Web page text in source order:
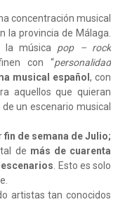
concentración musical
la provincia de Málaga.
la música pop – rock
con “personalidad
musical español, con
aquellos que quieran
un escenario musical
fin de semana de Julio;
de más de cuarenta
. Esto es solo
artistas tan conocidos